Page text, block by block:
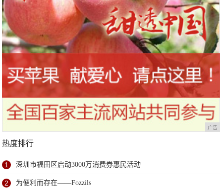
广告
热度排行
1 深圳市福田区启动3000万消费券惠民活动
2 为便利而存在——Fozzils